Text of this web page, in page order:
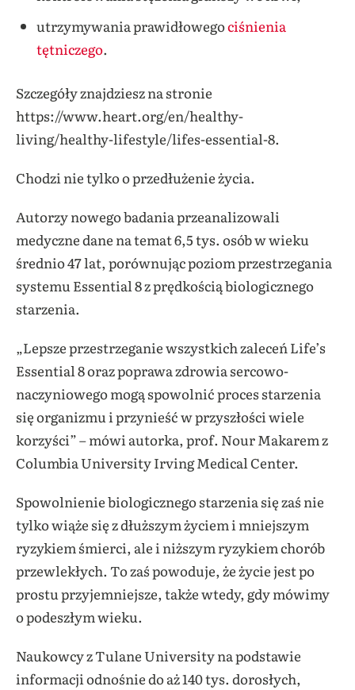
utrzymywania prawidłowegociśnienia
tętniczego.
Szczegóły znajdziesz na stronie
https://www.heart.org/en/healthy-
living/healthy-lifestyle/lifes-essential-8.
Chodzi nie tylko o przedłużenie życia.
Autorzy nowego badania przeanalizowali
medyczne dane na temat 6,5 tys. osób w wieku
średnio 47 lat, porównując poziom przestrzegania
systemu Essential 8 z prędkością biologicznego
starzenia.
„Lepsze przestrzeganie wszystkich zaleceń Life’s
Essential 8 oraz poprawa zdrowia sercowo-
naczyniowego mogą spowolnić proces starzenia
się organizmu i przynieść w przyszłości wiele
korzyści” – mówi autorka, prof. Nour Makarem z
Columbia University Irving Medical Center.
Spowolnienie biologicznego starzenia się zaś nie
tylko wiąże się z dłuższym życiem i mniejszym
ryzykiem śmierci, ale i niższym ryzykiem chorób
przewlekłych. To zaś powoduje, że życie jest po
prostu przyjemniejsze, także wtedy, gdy mówimy
o podeszłym wieku.
Naukowcy z Tulane University na podstawie
informacji odnośnie do aż 140 tys. dorosłych,